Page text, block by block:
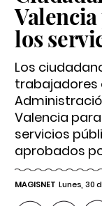
los
Los
trabajadores
Valencia
servicios
aprobados
MAGISNET Lunes, 30